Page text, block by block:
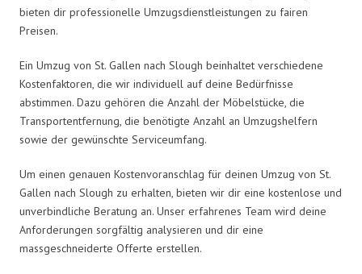
bieten dir professionelle Umzugsdienstleistungen zu fairen
Preisen.
Ein Umzug von St. Gallen nach Slough beinhaltet verschiedene
Kostenfaktoren, die wir individuell auf deine Bedürfnisse
abstimmen. Dazu gehören die Anzahl der Möbelstücke, die
Transportentfernung, die benötigte Anzahl an Umzugshelfern
sowie der gewünschte Serviceumfang.
Um einen genauen Kostenvoranschlag für deinen Umzug von St.
Gallen nach Slough zu erhalten, bieten wir dir eine kostenlose und
unverbindliche Beratung an. Unser erfahrenes Team wird deine
Anforderungen sorgfältig analysieren und dir eine
massgeschneiderte Offerte erstellen.